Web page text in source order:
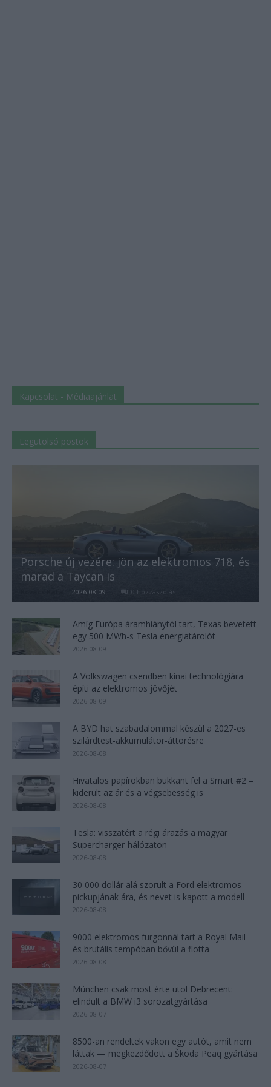
Kapcsolat - Médiaajánlat
Legutolsó postok
Porsche új vezére: jön az elektromos 718, és
marad a Taycan is
- 2026-08-09 0 hozzászólás
Amíg Európa áramhiánytól tart, Texas bevetett
egy 500 MWh-s Tesla energiatárolót
2026-08-09
A Volkswagen csendben kínai technológiára
építi az elektromos jövőjét
2026-08-09
A BYD hat szabadalommal készül a 2027-es
szilárdtest-akkumulátor-áttörésre
2026-08-08
Hivatalos papírokban bukkant fel a Smart #2 –
kiderült az ár és a végsebesség is
2026-08-08
Tesla: visszatért a régi árazás a magyar
Supercharger-hálózaton
2026-08-08
30 000 dollár alá szorult a Ford elektromos
pickupjának ára, és nevet is kapott a modell
2026-08-08
9000 elektromos furgonnál tart a Royal Mail —
és brutális tempóban bővül a flotta
2026-08-08
München csak most érte utol Debrecent:
elindult a BMW i3 sorozatgyártása
2026-08-07
8500-an rendeltek vakon egy autót, amit nem
láttak — megkezdődött a Škoda Peaq gyártása
2026-08-07